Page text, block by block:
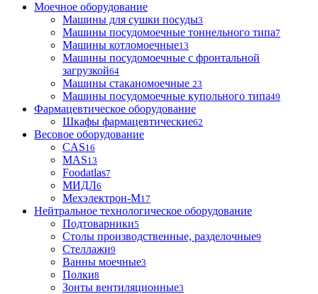
Моечное оборудование
Машины для сушки посуды3
Машины посудомоечные тоннельного типа7
Машины котломоечные13
Машины посудомоечные с фронтальной
загрузкой64
Машины стаканомоечные 23
Машины посудомоечные купольного типа49
Фармацевтическое оборудование
Шкафы фармацевтические62
Весовое оборудование
CAS16
MAS13
Foodatlas7
МИДЛ6
Мехэлектрон-М17
Нейтральное технологическое оборудование
Подтоварники5
Столы производственные, разделочные9
Стеллажи9
Ванны моечные3
Полки8
Зонты вентиляционные3